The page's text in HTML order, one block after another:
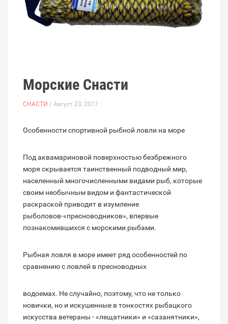
Морские Снасти
СНАСТИ / Август 23, 2017
Особенности спортивной рыбной ловли на море
Под аквамариновой поверхностью безбрежного
моря скрывается таинственный подводный мир,
населенный многочисленными видами рыб, которые
своим необычным видом и фантастической
раскраской приводят в изумление
рыболовов-«пресноводников», впервые
познакомившихся с морскими рыбами.
Рыбная ловля в море имеет ряд особенностей по
сравнению с ловлей в пресноводных
водоемах. Не случайно, поэтому, что не только
новички, но и искушенные в тонкостях рыбацкого
искусства ветераны - «лещатники» и «сазанятники»,